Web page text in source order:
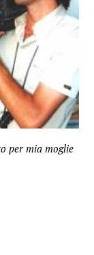
per mia moglie